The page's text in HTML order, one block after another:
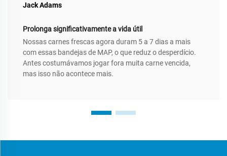
Jack Adams
Prolonga significativamente a vida útil
Nossas carnes frescas agora duram 5 a 7 dias a mais
com essas bandejas de MAP, o que reduz o desperdício.
Antes costumávamos jogar fora muita carne vencida,
mas isso não acontece mais.